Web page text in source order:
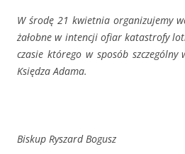
W środę 21 kwietnia organizujemy
żałobne w intencji ofiar katastrofy
czasie którego w sposób szczególny
Księdza Adama.
Biskup Ryszard Bogusz